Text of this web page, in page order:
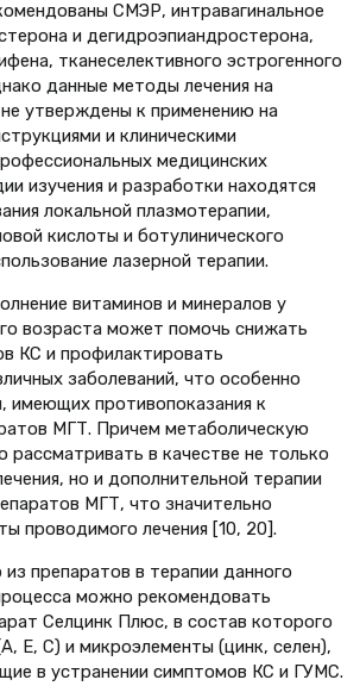
СМЭР, интравагинальное
и дегидроэпиандростерона,
тканеселективного эстрогенного
данные методы лечения на
утверждены к применению на
и клиническими
медицинских
изучения и разработки находятся
локальной плазмотерапии,
кислоты и ботулинического
лазерной терапии.
витаминов и минералов у
возраста может помочь снижать
КС и профилактировать
заболеваний, что особенно
имеющих противопоказания к
МГТ. Причем метаболическую
в качестве не только
но и дополнительной терапии
МГТ, что значительно
проводимого лечения [10, 20].
препаратов в терапии данного
можно рекомендовать
Селцинк Плюс, в состав которого
Е, С) и микроэлементы (цинк, селен),
в устранении симптомов КС и ГУМС.